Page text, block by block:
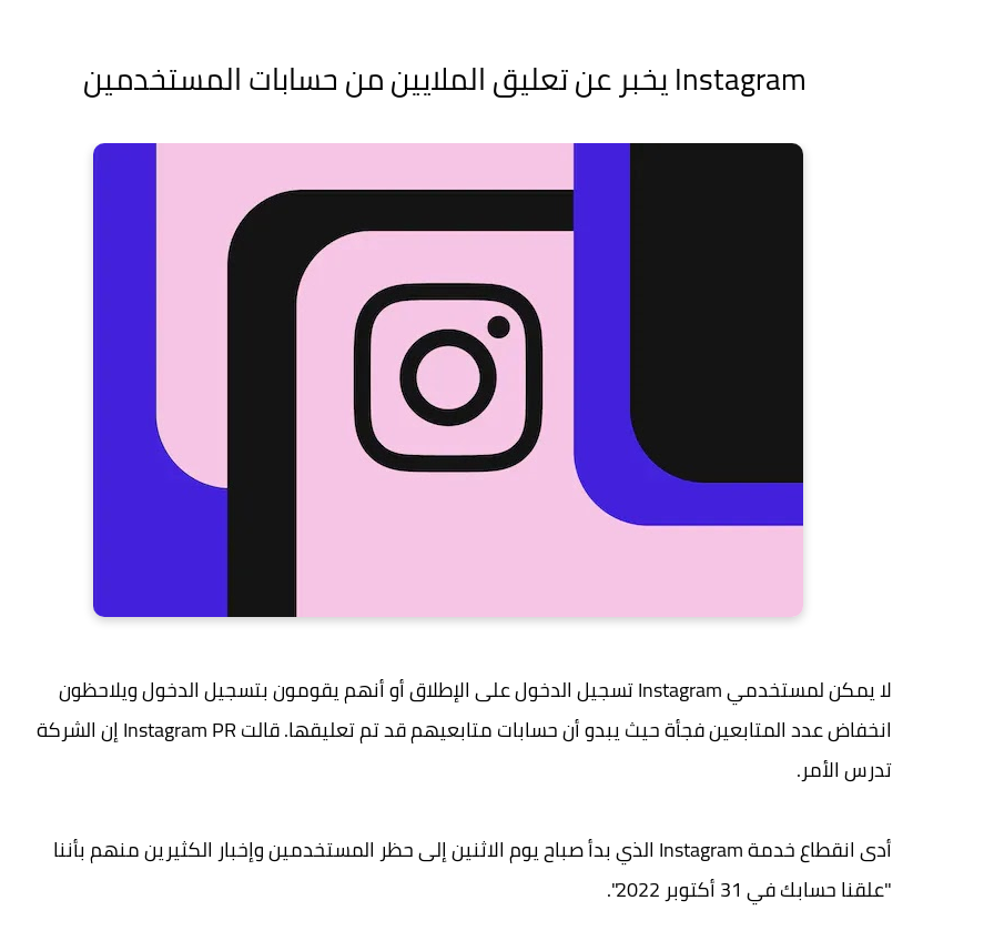
لا يمكن لمستخدمي Instagram تسجيل الدخول على الإطلاق أو أنهم يقومون بتسجيل الدخول ويلاحظون
انخفاض عدد المتابعين فجأة حيث يبدو أن حسابات متابعيهم قد تم تعليقها. قالت Instagram PR إن الشركة
تدرس الأمر.
أدى انقطاع خدمة Instagram الذي بدأ صباح يوم الاثنين إلى حظر المستخدمين وإخبار الكثيرين منهم بأننا
"علقنا حسابك في 31 أكتوبر 2022".